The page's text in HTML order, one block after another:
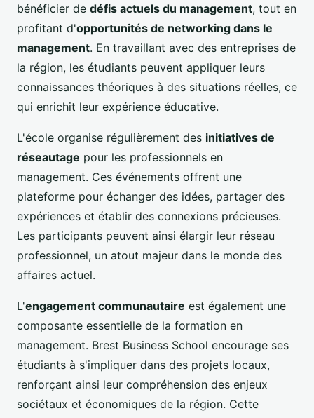
bénéficier de défis actuels du management, tout en
profitant d'opportunités de networking dans le
management. En travaillant avec des entreprises de
la région, les étudiants peuvent appliquer leurs
connaissances théoriques à des situations réelles, ce
qui enrichit leur expérience éducative.
L'école organise régulièrement des initiatives de
réseautage pour les professionnels en
management. Ces événements offrent une
plateforme pour échanger des idées, partager des
expériences et établir des connexions précieuses.
Les participants peuvent ainsi élargir leur réseau
professionnel, un atout majeur dans le monde des
affaires actuel.
L'engagement communautaire est également une
composante essentielle de la formation en
management. Brest Business School encourage ses
étudiants à s'impliquer dans des projets locaux,
renforçant ainsi leur compréhension des enjeux
sociétaux et économiques de la région. Cette